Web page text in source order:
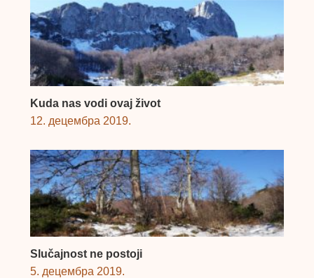
Kuda nas vodi ovaj život
12. децембра 2019.
Slučajnost ne postoji
5. децембра 2019.